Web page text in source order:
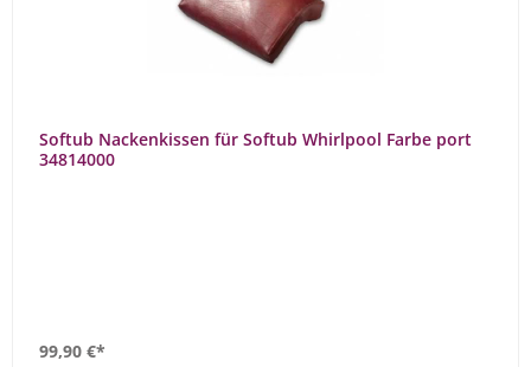
Softub Nackenkissen für Softub Whirlpool Farbe port
34814000
99,90 €*